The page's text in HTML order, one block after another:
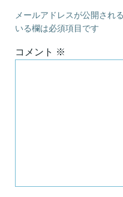
メールアドレスが公開され
いる欄は必須項目です
コメント ※